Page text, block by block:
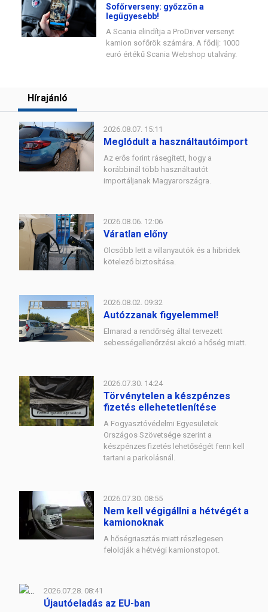
Sofőrverseny: győzzön a
legügyesebb!
A Scania elindítja a ProDriver versenyt
kamion sofőrök számára. A fődíj: 1000
euró értékű Scania Webshop utalvány.
Hírajánló
2026.08.07. 15:11
Meglódult a használtautóimport
Az erős forint rásegített, hogy a
korábbinál több használtautót
importáljanak Magyarországra.
2026.08.06. 12:06
Váratlan előny
Olcsóbb lett a villanyautók és a hibridek
kötelező biztosítása.
2026.08.02. 09:32
Autózzanak figyelemmel!
Elmarad a rendőrség által tervezett
sebességellenőrzési akció a hőség miatt.
2026.07.30. 14:24
Törvénytelen a készpénzes
fizetés ellehetetlenítése
A Fogyasztóvédelmi Egyesületek
Országos Szövetsége szerint a
készpénzes fizetés lehetőségét fenn kell
tartani a parkolásnál.
2026.07.30. 08:55
Nem kell végigállni a hétvégét a
kamionoknak
A hőségriasztás miatt részlegesen
feloldják a hétvégi kamionstopot.
2026.07.28. 08:41
Újautóeladás az EU-ban